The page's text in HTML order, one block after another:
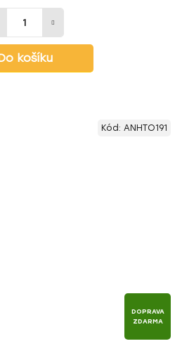
košíku
DOPRAVA
ZDARMA
Kód: ANHTO191